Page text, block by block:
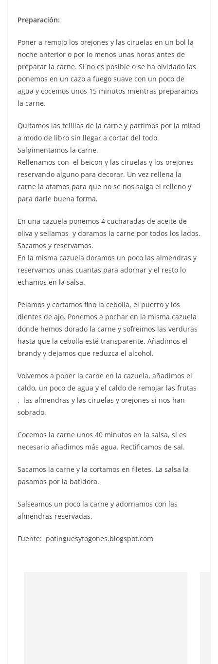
Preparación:
Poner a remojo los orejones y las ciruelas en un bol la
noche anterior o por lo menos unas horas antes de
preparar la carne. Si no es posible o se ha olvidado las
ponemos en un cazo a fuego suave con un poco de
agua y cocemos unos 15 minutos mientras preparamos
la carne.
Quitamos las telillas de la carne y partimos por la mitad
a modo de libro sin llegar a cortar del todo.
Salpimentamos la carne.
Rellenamos con el beicon y las ciruelas y los orejones
reservando alguno para decorar. Un vez rellena la
carne la atamos para que no se nos salga el relleno y
para darle buena forma.
En una cazuela ponemos 4 cucharadas de aceite de
oliva y sellamos y doramos la carne por todos los lados.
Sacamos y reservamos.
En la misma cazuela doramos un poco las almendras y
reservamos unas cuantas para adornar y el resto lo
echamos en la salsa.
Pelamos y cortamos fino la cebolla, el puerro y los
dientes de ajo. Ponemos a pochar en la misma cazuela
donde hemos dorado la carne y sofreimos las verduras
hasta que la cebolla esté transparente. Añadimos el
brandy y dejamos que reduzca el alcohol.
Volvemos a poner la carne en la cazuela, añadimos el
caldo, un poco de agua y el caldo de remojar las frutas
, las almendras y las ciruelas y orejones si nos han
sobrado.
Cocemos la carne unos 40 minutos en la salsa, si es
necesario añadimos más agua. Rectificamos de sal.
Sacamos la carne y la cortamos en filetes. La salsa la
pasamos por la batidora.
Salseamos un poco la carne y adornamos con las
almendras reservadas.
Fuente: potinguesyfogones.blogspot.com